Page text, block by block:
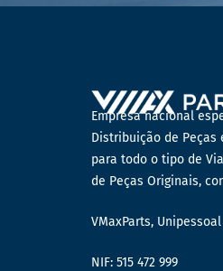
Empresa nacional
Distribuição de Peças
para todo o tipo de
de Peças Originais,
VMaxParts,
NIF: 515 472 999